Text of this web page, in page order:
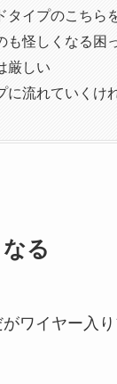
タイプのこちら
も怪しくなる困
厳しい
に流れていくけ
る
ワイヤー入